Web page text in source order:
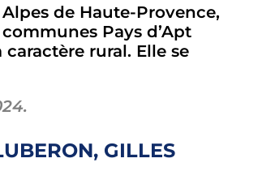
de Haute-Provence,
Pays d’Apt
rural. Elle se
GILLES